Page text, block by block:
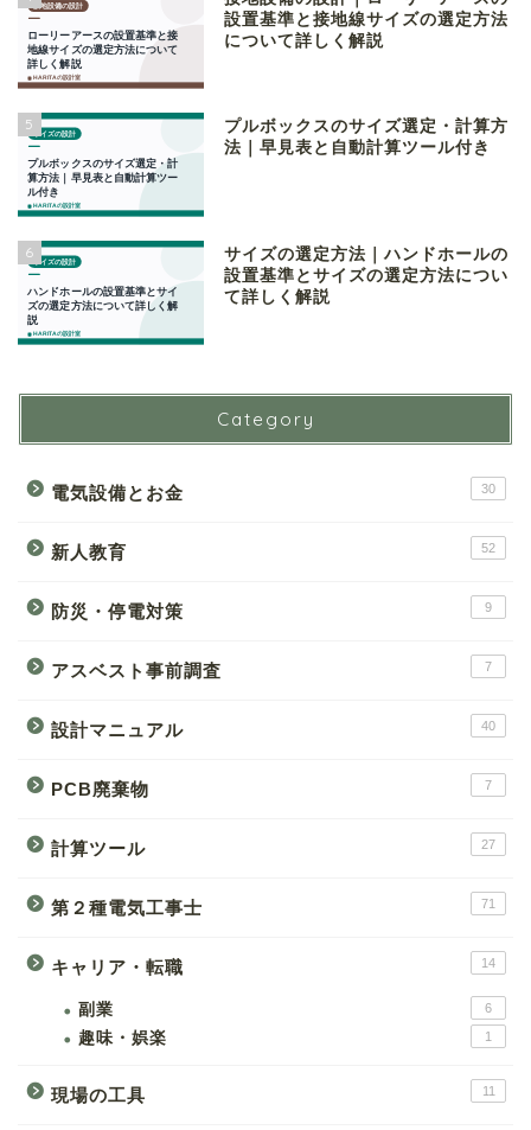
設置基準と接地線サイズの選定方法
について詳しく解説
5
プルボックスのサイズ選定・計算方
法｜早見表と自動計算ツール付き
6
サイズの選定方法｜ハンドホールの
設置基準とサイズの選定方法につい
て詳しく解説
Category
電気設備とお金 30
新人教育 52
防災・停電対策 9
アスベスト事前調査 7
設計マニュアル 40
PCB廃棄物 7
計算ツール 27
第２種電気工事士 71
キャリア・転職 14
副業 6
趣味・娯楽 1
現場の工具 11